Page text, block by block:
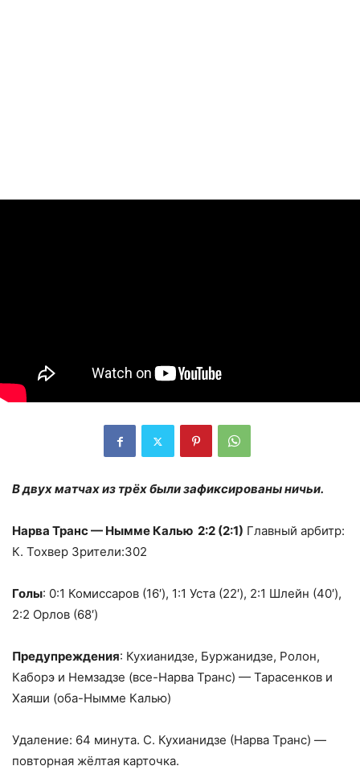
В двух матчах из трёх были зафиксированы ничьи.
Нарва Транс — Нымме Калью 2:2 (2:1) Главный арбитр:
К. Тохвер Зрители:302
Голы: 0:1 Комиссаров (16′), 1:1 Уста (22′), 2:1 Шлейн (40′),
2:2 Орлов (68′)
Предупреждения: Кухианидзе, Буржанидзе, Ролон,
Каборэ и Немзадзе (все-Нарва Транс) — Тарасенков и
Хаяши (оба-Нымме Калью)
Удаление: 64 минута. С. Кухианидзе (Нарва Транс) —
повторная жёлтая карточка.